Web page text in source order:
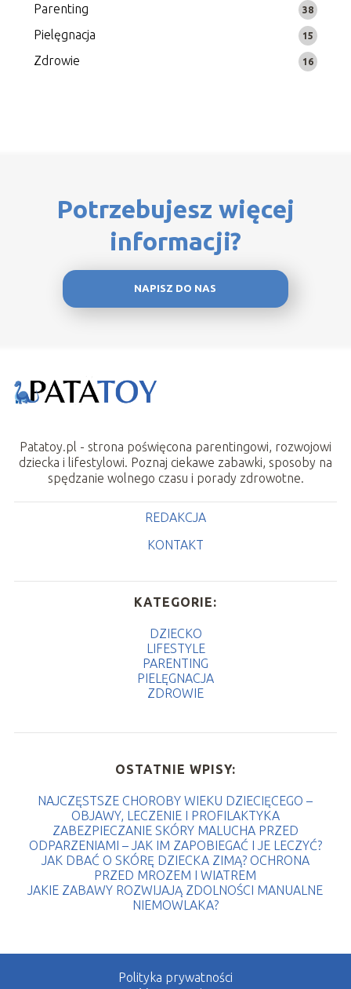
Parenting 38
Pielęgnacja 15
Zdrowie 16
Potrzebujesz więcej
informacji?
NAPISZ DO NAS
Patatoy.pl - strona poświęcona parentingowi, rozwojowi
dziecka i lifestylowi. Poznaj ciekawe zabawki, sposoby na
spędzanie wolnego czasu i porady zdrowotne.
REDAKCJA
KONTAKT
KATEGORIE:
DZIECKO
LIFESTYLE
PARENTING
PIELĘGNACJA
ZDROWIE
OSTATNIE WPISY:
NAJCZĘSTSZE CHOROBY WIEKU DZIECIĘCEGO –
OBJAWY, LECZENIE I PROFILAKTYKA
ZABEZPIECZANIE SKÓRY MALUCHA PRZED
ODPARZENIAMI – JAK IM ZAPOBIEGAĆ I JE LECZYĆ?
JAK DBAĆ O SKÓRĘ DZIECKA ZIMĄ? OCHRONA
PRZED MROZEM I WIATREM
JAKIE ZABAWY ROZWIJAJĄ ZDOLNOŚCI MANUALNE
NIEMOWLAKA?
Polityka prywatności